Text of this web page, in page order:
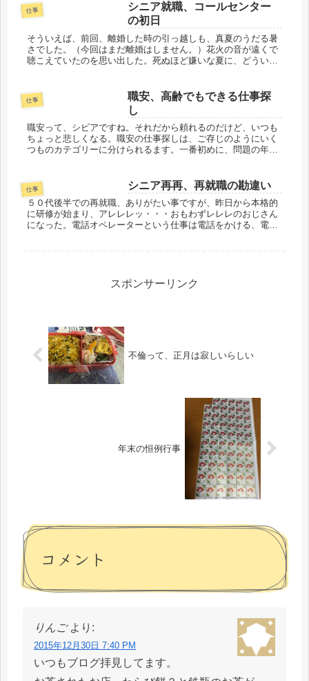
仕事
シニア就職、コールセンター
の初日
そういえば、前回、離婚した時の引っ越しも、真夏のうだる暑
さでした。（今回はまだ離婚はしません。）花火の音が遠くで
聴こえていたのを思い出した。死ぬほど嫌いな夏に、どういう
仕事
職安、高齢でもできる仕事探
し
職安って、シビアですね。それだから頼れるのだけど、いつも
ちょっと悲しくなる。職安の仕事探しは、ご存じのようにいく
つものカテゴリーに分けられるます。一番初めに、問題の年齢
仕事 シニア再再、再就職の勘違い
５０代後半での再就職、ありがたい事ですが、昨日から本格的
に研修が始まり、アレレレッ・・・おもわずレレレのおじさん
になった。電話オペレーターという仕事は電話をかける、電話
スポンサーリンク
不倫って、正月は寂しいらしい
年末の恒例行事
コメント
りんご より:
2015年12月30日 7:40 PM
いつもブログ拝見してます。